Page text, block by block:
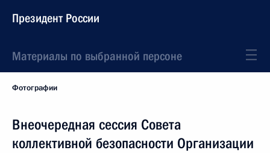
Президент России
Материалы по выбранной персоне
Фотографии
Внеочередная сессия Совета
коллективной безопасности Организации